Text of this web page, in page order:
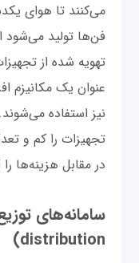
می‌کنند تا هوای
تهویه شده از
عنوان یک مکانیزم
نیز استفاده
تجهیزات را کم و
در مقابل هزینه‌ها
distribution)